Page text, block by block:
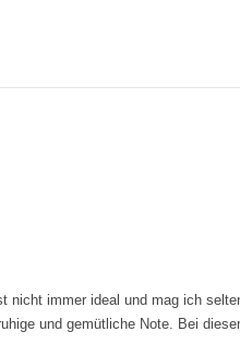
immer ideal und mag ich
und gemütliche Note. Bei